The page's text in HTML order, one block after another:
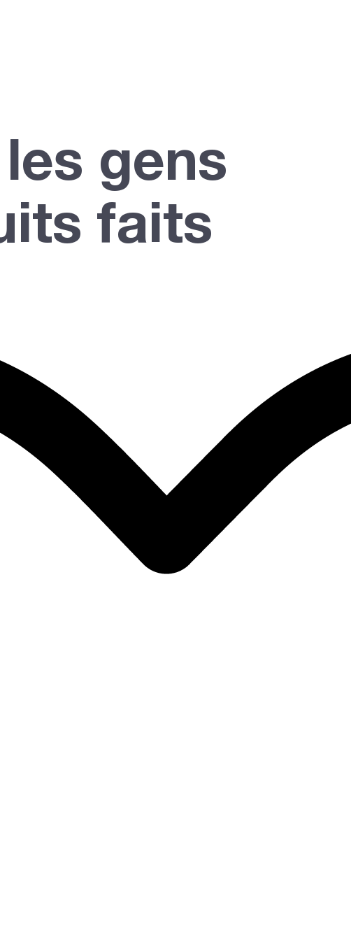
gens
faits